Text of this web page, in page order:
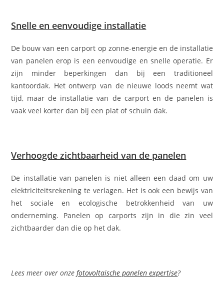
Snelle en eenvoudige installatie
De bouw van een carport op zonne-energie en de installatie
van panelen erop is een eenvoudige en snelle operatie. Er
zijn minder beperkingen dan bij een traditioneel
kantoordak. Het ontwerp van de nieuwe loods neemt wat
tijd, maar de installatie van de carport en de panelen is
vaak veel korter dan bij een plat of schuin dak.
Verhoogde zichtbaarheid van de panelen
De installatie van panelen is niet alleen een daad om uw
elektriciteitsrekening te verlagen. Het is ook een bewijs van
het sociale en ecologische betrokkenheid van uw
onderneming. Panelen op carports zijn in die zin veel
zichtbaarder dan die op het dak.
Lees meer over onzefotovoltaïsche panelen expertise?